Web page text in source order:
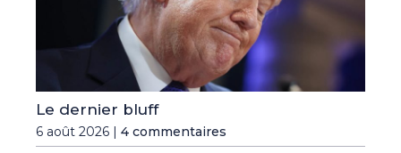
Le dernier bluff
6 août 2026 | 4 commentaires